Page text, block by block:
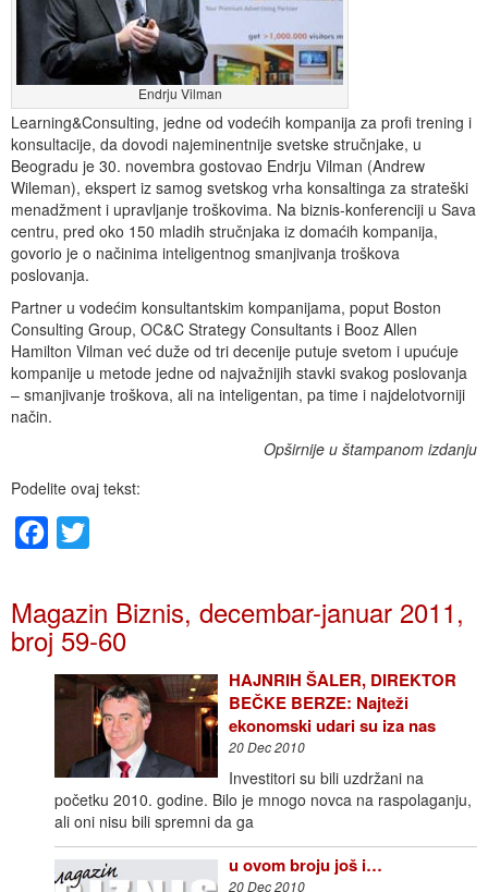
Endrju Vilman
Learning&Consulting, jedne od vodećih kompanija za profi trening i
konsultacije, da dovodi najeminentnije svetske stručnjake, u
Beogradu je 30. novembra gostovao Endrju Vilman (Andrew
Wileman), ekspert iz samog svetskog vrha konsaltinga za strateški
menadžment i upravljanje troškovima. Na biznis-konferenciji u Sava
centru, pred oko 150 mladih stručnjaka iz domaćih kompanija,
govorio je o načinima inteligentnog smanjivanja troškova
poslovanja.
Partner u vodećim konsultantskim kompanijama, poput Boston
Consulting Group, OC&C Strategy Consultants i Booz Allen
Hamilton Vilman već duže od tri decenije putuje svetom i upućuje
kompanije u metode jedne od najvažnijih stavki svakog poslovanja
– smanjivanje troškova, ali na inteligentan, pa time i najdelotvorniji
način.
Opširnije u štampanom izdanju
Podelite ovaj tekst:
Facebook
Magazin Biznis, decembar-januar 2011,
broj 59-60
HAJNRIH ŠALER, DIREKTOR
BEČKE BERZE: Najteži
ekonomski udari su iza nas
20 Dec 2010
Investitori su bili uzdržani na
početku 2010. godine. Bilo je mnogo novca na raspolaganju,
ali oni nisu bili spremni da ga
u ovom broju još i…
20 Dec 2010